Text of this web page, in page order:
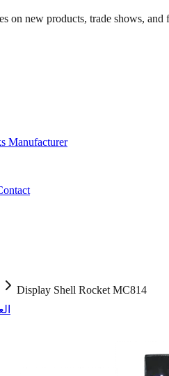
on new products, trade shows, and
Manufacturer
Display Shell Rocket MC814